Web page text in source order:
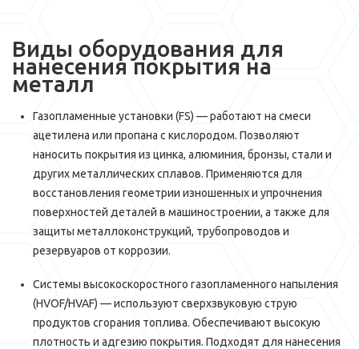
Виды оборудования для
нанесения покрытия на
металл
Газопламенные установки (FS) — работают на смеси
ацетилена или пропана с кислородом. Позволяют
наносить покрытия из цинка, алюминия, бронзы, стали и
других металлических сплавов. Применяются для
восстановления геометрии изношенных и упрочнения
поверхностей деталей в машиностроении, а также для
защиты металлоконструкций, трубопроводов и
резервуаров от коррозии.
Системы высокоскоростного газопламенного напыления
(HVOF/HVAF) — используют сверхзвуковую струю
продуктов сгорания топлива. Обеспечивают высокую
плотность и адгезию покрытия. Подходят для нанесения